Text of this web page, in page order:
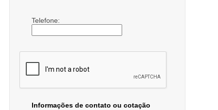
Telefone:
Informações de contato ou cotação